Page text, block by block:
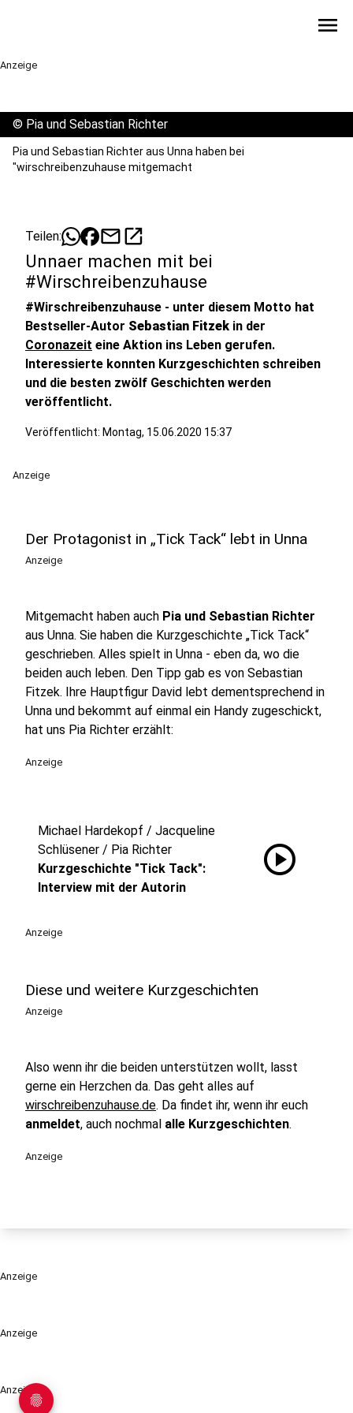
menu
Anzeige
Anzeige
Anzeige
© Pia und Sebastian Richter
Pia und Sebastian Richter aus Unna haben bei
"wirschreibenzuhause mitgemacht
Teilen: mailopen_in_new
Unnaer machen mit bei
#Wirschreibenzuhause
#Wirschreibenzuhause - unter diesem Motto hat
Bestseller-Autor Sebastian Fitzek in der
Coronazeit eine Aktion ins Leben gerufen.
Interessierte konnten Kurzgeschichten schreiben
und die besten zwölf Geschichten werden
veröffentlicht.
Veröffentlicht: Montag, 15.06.2020 15:37
Anzeige
Der Protagonist in „Tick Tack“ lebt in Unna
Anzeige
Mitgemacht haben auch Pia und Sebastian Richter
aus Unna. Sie haben die Kurzgeschichte „Tick Tack“
geschrieben. Alles spielt in Unna - eben da, wo die
beiden auch leben. Den Tipp gab es von Sebastian
Fitzek. Ihre Hauptfigur David lebt dementsprechend in
Unna und bekommt auf einmal ein Handy zugeschickt,
hat uns Pia Richter erzählt:
Anzeige
Michael Hardekopf / Jacqueline
Schlüsener / Pia Richter
Kurzgeschichte "Tick Tack":
Interview mit der Autorin
play_circle
Anzeige
Diese und weitere Kurzgeschichten
Anzeige
Also wenn ihr die beiden unterstützen wollt, lasst
gerne ein Herzchen da. Das geht alles auf
wirschreibenzuhause.de. Da findet ihr, wenn ihr euch
anmeldet, auch nochmal alle Kurzgeschichten.
Anzeige
Anzeige